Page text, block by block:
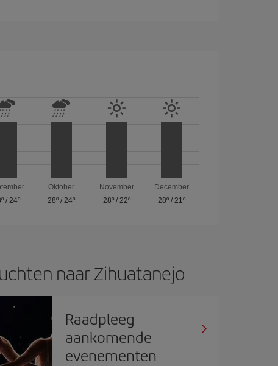
/ 24º
Oktober
28º / 24º
November
28º/ 22º
December
28º / 21º
naar Zihuatanejo
Raadpleeg
aankomende
evenementen